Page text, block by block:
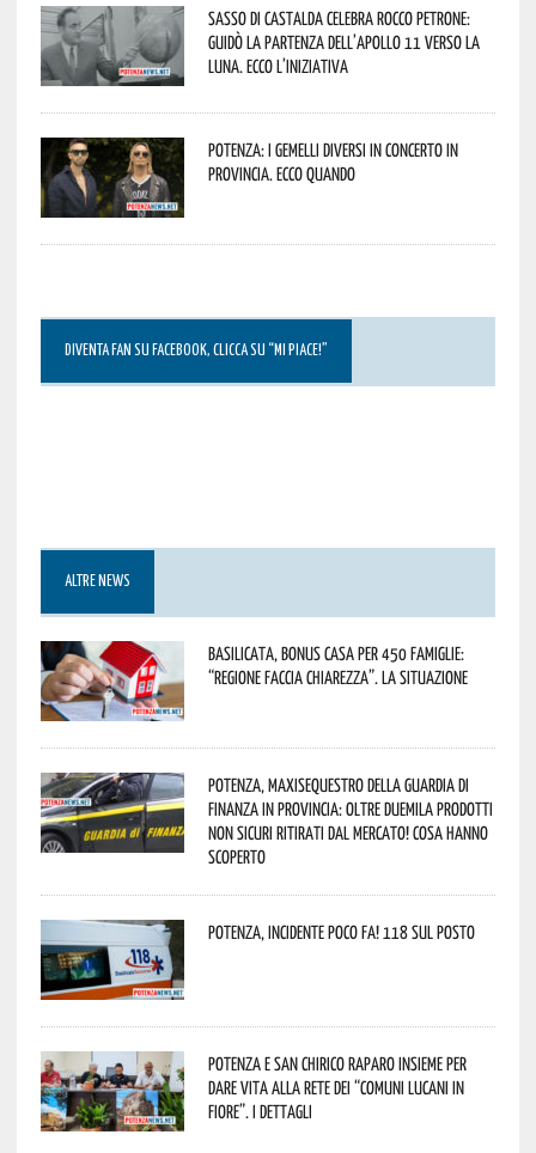
Sasso di Castalda celebra Rocco Petrone:
guidò la partenza dell’Apollo 11 verso la
Luna. Ecco l’iniziativa
Potenza: i Gemelli DiVersi in concerto in
provincia. Ecco quando
DIVENTA FAN SU FACEBOOK, CLICCA SU “MI PIACE!”
ALTRE NEWS
Basilicata, Bonus casa per 450 famiglie:
“Regione faccia chiarezza”. La situazione
Potenza, maxisequestro della Guardia di
Finanza in provincia: oltre duemila prodotti
non sicuri ritirati dal mercato! Cosa hanno
scoperto
Potenza, incidente poco fa! 118 sul posto
Potenza e San Chirico Raparo insieme per
dare vita alla rete dei “Comuni Lucani in
Fiore”. I dettagli